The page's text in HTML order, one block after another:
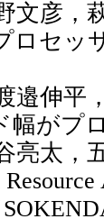
彦，萩
ロセッ
伸平，
がプ
太，五